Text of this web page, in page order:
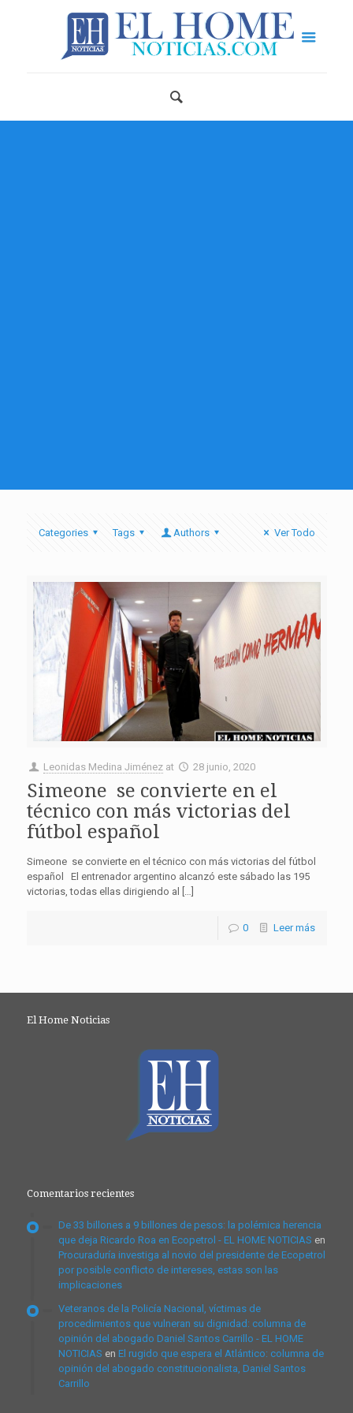
Categories Tags Authors Ver Todo
Leonidas Medina Jiménez at 28 junio, 2020
Simeone se convierte en el
técnico con más victorias del
fútbol español
Simeone se convierte en el técnico con más victorias del fútbol
español El entrenador argentino alcanzó este sábado las 195
victorias, todas ellas dirigiendo al […]
0 Leer más
El Home Noticias
Comentarios recientes
De 33 billones a 9 billones de pesos: la polémica herencia
que deja Ricardo Roa en Ecopetrol - EL HOME NOTICIAS en
Procuraduría investiga al novio del presidente de Ecopetrol
por posible conflicto de intereses, estas son las
implicaciones
Veteranos de la Policía Nacional, víctimas de
procedimientos que vulneran su dignidad: columna de
opinión del abogado Daniel Santos Carrillo - EL HOME
NOTICIAS en El rugido que espera el Atlántico: columna de
opinión del abogado constitucionalista, Daniel Santos
Carrillo